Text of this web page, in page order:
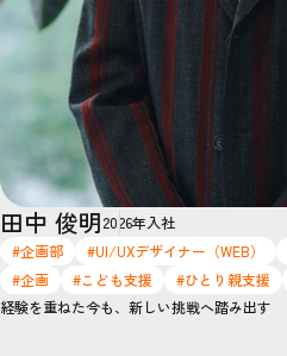
田中 俊明2026年入社
#企画部
#UI/UXデザイナー（WEB）
#企画
#こども支援 #ひとり親支援
経験を重ねた今も、新しい挑戦へ踏み出す